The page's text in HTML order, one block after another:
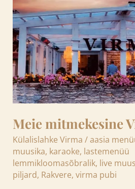
Meie mitmekesine
Külalislahke Virma /aasia
muusika, karaoke, lastemenüü
lemmikloomasõbralik, live
piljard, Rakvere, virma pubi